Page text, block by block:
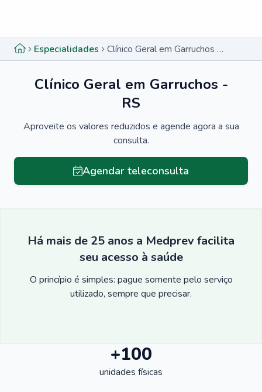
Especialidades Clínico Geral em Garruchos - RS
Clínico Geral em Garruchos -
RS
Aproveite os valores reduzidos e agende agora a sua
consulta.
Agendar teleconsulta
Há mais de 25 anos a Medprev facilita
seu acesso à saúde
O princípio é simples: pague somente pelo serviço
utilizado, sempre que precisar.
+100
unidades físicas